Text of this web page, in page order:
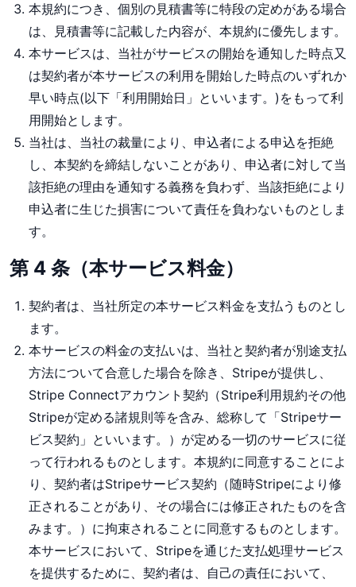
本規約につき、個別の見積書等に特段の定めがある場合
は、見積書等に記載した内容が、本規約に優先します。
本サービスは、当社がサービスの開始を通知した時点又
は契約者が本サービスの利用を開始した時点のいずれか
早い時点(以下「利用開始日」といいます。)をもって利
用開始とします。
当社は、当社の裁量により、申込者による申込を拒絶
し、本契約を締結しないことがあり、申込者に対して当
該拒絶の理由を通知する義務を負わず、当該拒絶により
申込者に生じた損害について責任を負わないものとしま
す。
第 4 条（本サービス料金）
契約者は、当社所定の本サービス料金を支払うものとし
ます。
本サービスの料金の支払いは、当社と契約者が別途支払
方法について合意した場合を除き、Stripeが提供し、
Stripe Connectアカウント契約（Stripe利用規約その他
Stripeが定める諸規則等を含み、総称して「Stripeサー
ビス契約」といいます。）が定める一切のサービスに従
って行われるものとします。本規約に同意することによ
り、契約者はStripeサービス契約（随時Stripeにより修
正されることがあり、その場合には修正されたものを含
みます。）に拘束されることに同意するものとします。
本サービスにおいて、Stripeを通じた支払処理サービス
を提供するために、契約者は、自己の責任において、